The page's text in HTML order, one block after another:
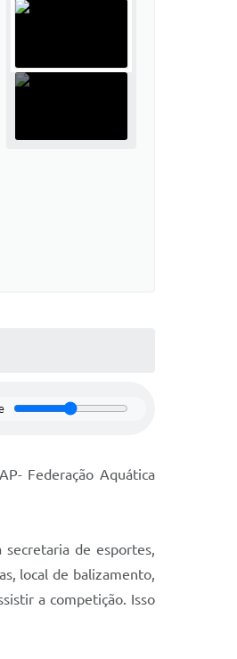
Federação Aquática
de esportes,
local de balizamento,
a competição. Isso